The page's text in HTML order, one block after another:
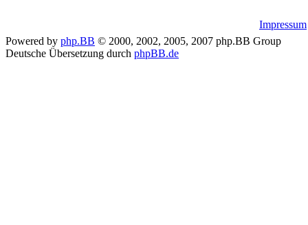
Impressum
Powered by php.BB © 2000, 2002, 2005, 2007 php.BB Group
Deutsche Übersetzung durch phpBB.de